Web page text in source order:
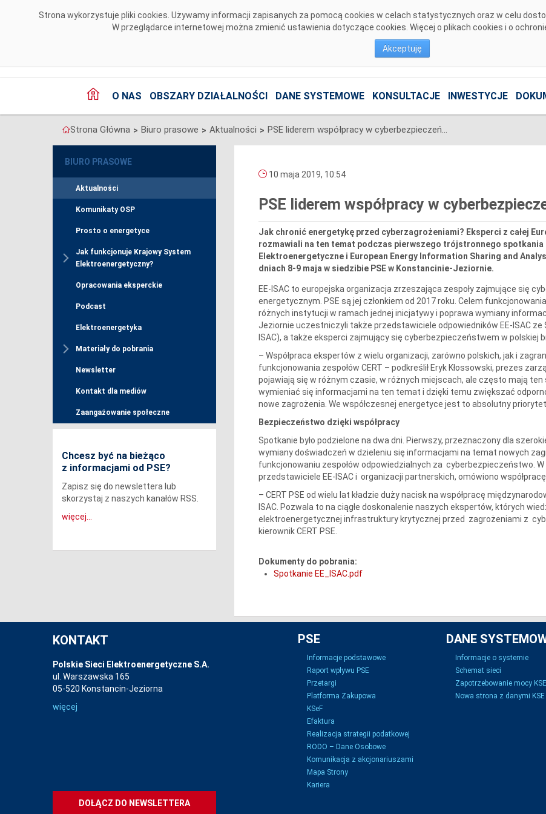
Strona wykorzystuje pliki cookies. Używamy informacji zapisanych za pomocą cookies w celach statystycznych oraz w celu
W przeglądarce internetowej można zmienić ustawienia dotyczące cookies. Więcej o plikach cookies i o
Akceptuję
O NAS OBSZARY DZIAŁALNOŚCI DANE SYSTEMOWE KONSULTACJE INWESTYCJE
Strona Główna > Biuro prasowe > Aktualności > PSE liderem współpracy w cyberbezpieczeństwie
BIURO PRASOWE
Aktualności
Komunikaty OSP
Prosto o energetyce
Jak funkcjonuje Krajowy System
Elektroenergetyczny?
Opracowania eksperckie
Podcast
Elektroenergetyka
Materiały do pobrania
Newsletter
Kontakt dla mediów
Zaangażowanie społeczne
Chcesz być na bieżąco
z informacjami od PSE?
Zapisz się do newslettera lub
skorzystaj z naszych kanałów RSS.
więcej...
10 maja 2019, 10:54
PSE liderem współpracy w
Jak chronić energetykę przed cyberzagrożeniami? Eksperci z całej
rozmawiali na ten temat podczas pierwszego trójstronnego
Elektroenergetyczne i European Energy Information Sharing and
dniach 8-9 maja w siedzibie PSE w Konstancinie-Jeziornie.
EE-ISAC to europejska organizacja zrzeszająca zespoły zajmujące się
energetycznym. PSE są jej członkiem od 2017 roku. Celem
różnych instytucji w ramach jednej inicjatywy i poprawa wymiany
Jeziornie uczestniczyli także przedstawiciele odpowiedników EE-ISAC ze
ISAC), a także eksperci zajmujący się cyberbezpieczeństwem w polskiej
– Współpraca ekspertów z wielu organizacji, zarówno polskich, jak i
funkcjonowania zespołów CERT – podkreślił Eryk Kłossowski, prezes
pojawiają się w różnym czasie, w różnych miejscach, ale często mają
wymieniać się informacjami na ten temat i dzięki temu zwiększać
nowe zagrożenia. We współczesnej energetyce jest to absolutny priorytet
Bezpieczeństwo dzięki współpracy
Spotkanie było podzielone na dwa dni. Pierwszy, przeznaczony dla
wymiany doświadczeń w dzieleniu się informacjami na temat nowych
funkcjonowaniu zespołów odpowiedzialnych za cyberbezpieczeństwo. W
przedstawiciele EE-ISAC i organizacji partnerskich, omówiono
– CERT PSE od wielu lat kładzie duży nacisk na współpracę
ISAC. Pozwala to na ciągłe doskonalenie naszych ekspertów, których
elektroenergetycznej infrastruktury krytycznej przed zagrożeniami z
kierownik CERT PSE.
Dokumenty do pobrania:
Spotkanie EE_ISAC.pdf
KONTAKT
Polskie Sieci Elektroenergetyczne S.A.
ul. Warszawska 165
05-520 Konstancin-Jeziorna
więcej
PSE
Informacje podstawowe
Raport wpływu PSE
Przetargi
Platforma Zakupowa
KSeF
Efaktura
Realizacja strategii podatkowej
RODO – Dane Osobowe
Komunikacja z akcjonariuszami
Mapa Strony
Kariera
DANE
Informacje o systemie
Schemat sieci
Zapotrzebowanie mocy KSE
Nowa strona z danymi KSE
DOŁĄCZ DO NEWSLETTERA